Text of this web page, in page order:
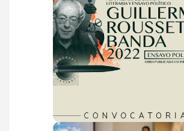
Convocatoria 2022
VER MÁS